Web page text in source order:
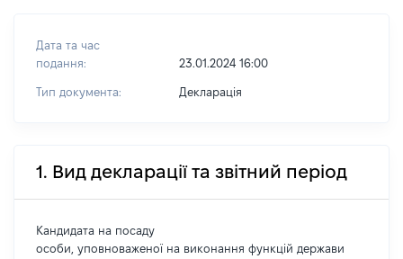
Дата та час
подання:
23.01.2024 16:00
Тип документа: Декларація
1. Вид декларації та звітний період
Кандидата на посаду
особи, уповноваженої на виконання функцій держави